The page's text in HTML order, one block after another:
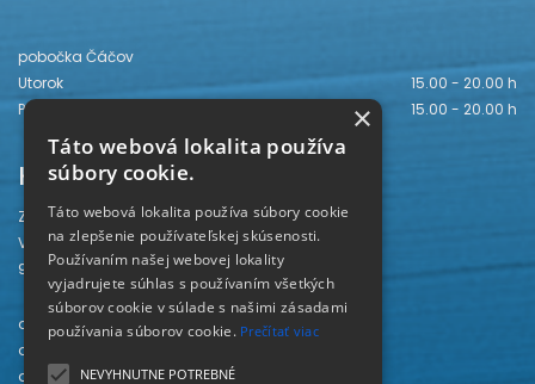
pobočka Čáčov
Utorok
15.00 - 20.00 h
Piatok
15.00 - 20.00 h
Kontakt
Záhorská knižnica
Vajanského 28
905 01 Senica
odd. beletrie 034/654 3780
odd. odbornej literatúry 034/651 2710
odd. pre deti a mládež 034/654 6519
×
Táto webová lokalita používa
súbory cookie.
Táto webová lokalita používa súbory cookie
na zlepšenie používateľskej skúsenosti.
Používaním našej webovej lokality
vyjadrujete súhlas s používaním všetkých
súborov cookie v súlade s našimi zásadami
používania súborov cookie. Prečítať viac
NEVYHNUTNE POTREBNÉ